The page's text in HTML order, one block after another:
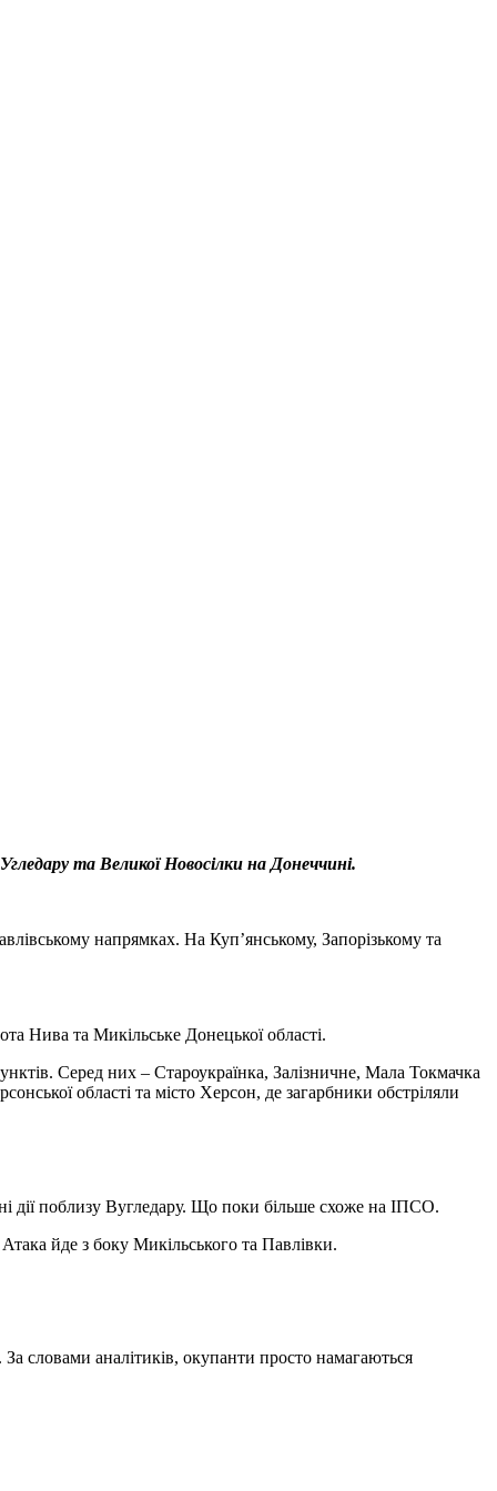
та Великої Новосілки на Донеччині.
напрямках. На Куп’янському, Запорізькому та
Нива та Микільське Донецької області.
Серед них – Староукраїнка, Залізничне, Мала Токмачка
області та місто Херсон, де загарбники обстріляли
дії поблизу Вугледару. Що поки більше схоже на ІПСО.
йде з боку Микільського та Павлівки.
словами аналітиків, окупанти просто намагаються